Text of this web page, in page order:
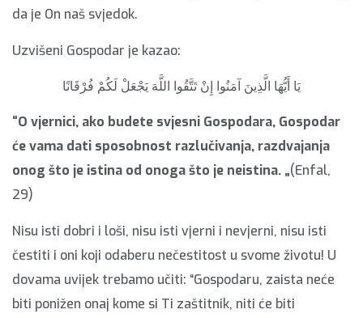
da je On naš svjedok.
Uzvišeni Gospodar je kazao:
يَا أَيُّهَا الَّذِينَ آمَنُوا إِنْ تَتَّقُوا اللَّهَ يَجْعَلْ لَكُمْ فُرْقَانًا
“O vjernici, ako budete svjesni Gospodara, Gospodar
će vama dati sposobnost razlučivanja, razdvajanja
onog što je istina od onoga što je neistina. „(Enfal,
29)
Nisu isti dobri i loši, nisu isti vjerni i nevjerni, nisu isti
čestiti i oni koji odaberu nečestitost u svome životu! U
dovama uvijek trebamo učiti: “Gospodaru, zaista neće
biti ponižen onaj kome si Ti zaštitnik, niti će biti